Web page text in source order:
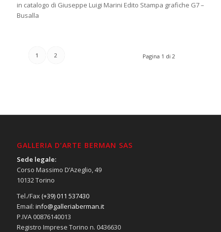
in catalogo di Giuseppe Luigi Marini Edito Stampa grafiche G7 –
Busalla
Pagina 1 di 2
1 2
GALLERIA D’ARTE BERMAN SAS
Sede legale:
Corso Massimo D’Azeglio, 49
10132 Torino
Tel./Fax(+39) 011 537430
Email: info@galleriaberman.it
P.IVA 00876140013
Registro Imprese Torino n. 0436630